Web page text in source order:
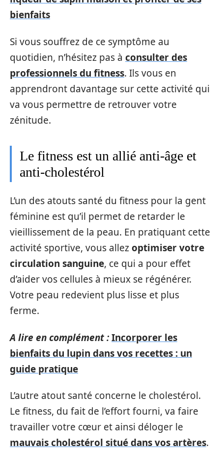
bienfaits
Si vous souffrez de ce symptôme au
quotidien, n’hésitez pas à consulter des
professionnels du fitness. Ils vous en
apprendront davantage sur cette activité qui
va vous permettre de retrouver votre
zénitude.
Le fitness est un allié anti-âge et
anti-cholestérol
L’un des atouts santé du fitness pour la gent
féminine est qu’il permet de retarder le
vieillissement de la peau. En pratiquant cette
activité sportive, vous allezoptimiser votre
circulation sanguine, ce qui a pour effet
d’aider vos cellules à mieux se régénérer.
Votre peau redevient plus lisse et plus
ferme.
A lire en complément :Incorporer les
bienfaits du lupin dans vos recettes : un
guide pratique
L’autre atout santé concerne le cholestérol.
Le fitness, du fait de l’effort fourni, va faire
travailler votre cœur et ainsi déloger le
mauvais cholestérol situé dans vos artères.